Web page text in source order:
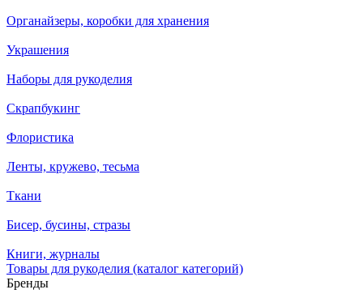
Органайзеры, коробки для хранения
Украшения
Наборы для рукоделия
Скрапбукинг
Флористика
Ленты, кружево, тесьма
Ткани
Бисер, бусины, стразы
Книги, журналы
Товары для рукоделия (каталог категорий)
Бренды